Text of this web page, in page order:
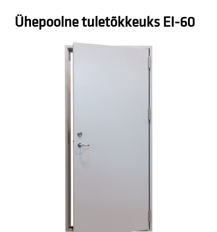
Ühepoolne tuletõkkeuks EI-60